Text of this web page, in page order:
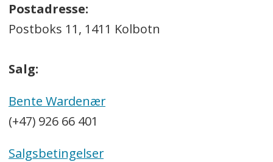
Postadresse:
Postboks 11, 1411 Kolbotn
Salg:
Bente Wardenær
(+47) 926 66 401
Salgsbetingelser